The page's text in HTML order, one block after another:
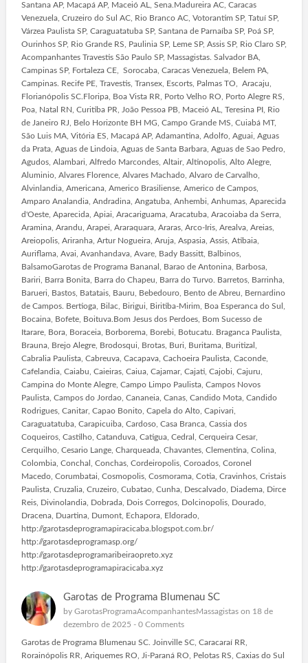
Santana AP, Macapá AP, Maceió AL, Sena.Madureira AC, Caracas
Venezuela, Cruzeiro do Sul AC, Rio Branco AC, Votorantim SP, Tatuí SP,
Várzea Paulista SP, Caraguatatuba SP, Santana de Parnaíba SP, Poá SP,
Ourinhos SP, Rio Grande RS, Paulinia SP, Leme SP, Assis SP, Rio Claro SP,
Acompanhantes Travestis São Paulo SP, Massagistas. Salvador BA,
Campinas SP, Fortaleza CE, Sorocaba, Caracas Venezuela, Belem PA,
Campinas. Recife PE, Travestis, Transex, Escorts, Palmas TO, Aracaju,
Florianópolis SC.Floripa, Boa Vista RR, Porto Velho RO, Porto Alegre RS,
Poa, Natal RN, Curitiba PR, João Pessoa PB, Maceió AL, Teresina PI, Rio
de Janeiro RJ, Belo Horizonte BH MG, Campo Grande MS, Cuiabá MT,
São Luis MA, Vitória ES, Macapá AP, Adamantina, Adolfo, Aguai, Aguas
da Prata, Aguas de Lindoia, Aguas de Santa Barbara, Aguas de Sao Pedro,
Agudos, Alambari, Alfredo Marcondes, Altair, Altinopolis, Alto Alegre,
Aluminio, Alvares Florence, Alvares Machado, Alvaro de Carvalho,
Alvinlandia, Americana, Americo Brasiliense, Americo de Campos,
Amparo Analandia, Andradina, Angatuba, Anhembi, Anhumas, Aparecida
d'Oeste, Aparecida, Apiai, Aracariguama, Aracatuba, Aracoiaba da Serra,
Aramina, Arandu, Arapei, Araraquara, Araras, Arco-Iris, Arealva, Areias,
Areiopolis, Ariranha, Artur Nogueira, Aruja, Aspasia, Assis, Atibaia,
Auriflama, Avai, Avanhandava, Avare, Bady Bassitt, Balbinos,
BalsamoGarotas de Programa Bananal, Barao de Antonina, Barbosa,
Bariri, Barra Bonita, Barra do Chapeu, Barra do Turvo. Barretos, Barrinha,
Barueri, Bastos, Batatais, Bauru, Bebedouro, Bento de Abreu, Bernardino
de Campos. Bertioga, Bilac, Birigui, Biritiba-Mirim, Boa Esperanca do Sul,
Bocaina, Bofete, Boituva.Bom Jesus dos Perdoes, Bom Sucesso de
Itarare, Bora, Boraceia, Borborema, Borebi, Botucatu. Braganca Paulista,
Brauna, Brejo Alegre, Brodosqui, Brotas, Buri, Buritama, Buritizal,
Cabralia Paulista, Cabreuva, Cacapava, Cachoeira Paulista, Caconde,
Cafelandia, Caiabu, Caieiras, Caiua, Cajamar, Cajati, Cajobi, Cajuru,
Campina do Monte Alegre, Campo Limpo Paulista, Campos Novos
Paulista, Campos do Jordao, Cananeia, Canas, Candido Mota, Candido
Rodrigues, Canitar, Capao Bonito, Capela do Alto, Capivari,
Caraguatatuba, Carapicuiba, Cardoso, Casa Branca, Cassia dos
Coqueiros, Castilho, Catanduva, Catigua, Cedral, Cerqueira Cesar,
Cerquilho, Cesario Lange, Charqueada, Chavantes, Clementina, Colina,
Colombia, Conchal, Conchas, Cordeiropolis, Coroados, Coronel
Macedo, Corumbatai, Cosmopolis, Cosmorama, Cotia, Cravinhos, Cristais
Paulista, Cruzalia, Cruzeiro, Cubatao, Cunha, Descalvado, Diadema, Dirce
Reis, Divinolandia, Dobrada, Dois Corregos, Dolcinopolis, Dourado,
Dracena, Duartina, Dumont, Echapora, Eldorado,
http://garotasdeprogramapiracicaba.blogspot.com.br/
http://garotasdeprogramasp.org/
http://garotasdeprogramaribeiraopreto.xyz
http://garotasdeprogramapiracicaba.xyz
Garotas de Programa Blumenau SC
by GarotasProgramaAcompanhantesMassagistason 18 de
dezembro de 2025 - 0 Comments
Garotas de Programa Blumenau SC. Joinville SC, Caracaraí RR,
Rorainópolis RR, Ariquemes RO, Ji-Paraná RO, Pelotas RS, Caxias do Sul